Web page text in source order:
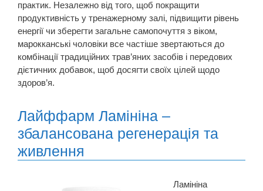
практик. Незалежно від того, щоб покращити
продуктивність у тренажерному залі, підвищити рівень
енергії чи зберегти загальне самопочуття з віком,
марокканські чоловіки все частіше звертаються до
комбінації традиційних трав’яних засобів і передових
дієтичних добавок, щоб досягти своїх цілей щодо
здоров’я.
Лайффарм Ламініна –
збалансована регенерація та
живлення
Ламініна